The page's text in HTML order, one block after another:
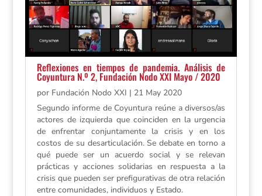
Reflexiones en tiempos de pandemia. Análisis de
Coyuntura N.º 2, Fundación Nodo XXI Mayo / 2020
por Fundación Nodo XXI | 21 May 2020
Segundo informe de Coyuntura reúne a diversos/as
actores de izquierda que coinciden en la urgencia
de enfrentar conjuntamente la crisis y en los
costos de su desarticulación. Se debate en torno a
qué puede ser un acuerdo social y se relevan
prácticas y acciones solidarias en respuesta a la
crisis que pueden ser prefigurativas de otra relación
entre comunidades, individuos y Estado.